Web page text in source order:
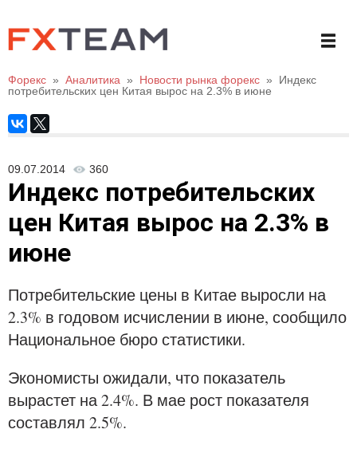
Форекс » Аналитика » Новости рынка форекс »
Индекс
потребительских цен Китая вырос на 2.3% в июне
09.07.2014 360
Индекс потребительских
цен Китая вырос на 2.3% в
июне
Потребительские цены в Китае выросли на
2.3% в годовом исчислении в июне, сообщило
Национальное бюро статистики.
Экономисты ожидали, что показатель
вырастет на 2.4%. В мае рост показателя
составлял 2.5%.